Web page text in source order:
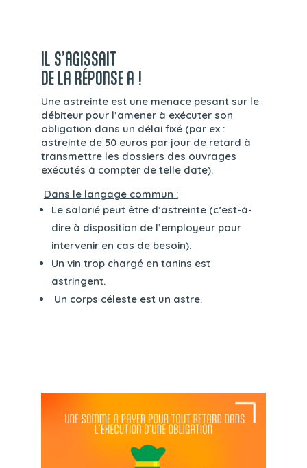
IL S’AGISSAIT
DE LA RÉPONSE A !
Une astreinte est une menace pesant sur le
débiteur pour l’amener à exécuter son
obligation dans un délai fixé (par ex :
astreinte de 50 euros par jour de retard à
transmettre les dossiers des ouvrages
exécutés à compter de telle date).
Dans le langage commun :
Le salarié peut être d’astreinte (c’est-à-
dire à disposition de l’employeur pour
intervenir en cas de besoin).
Un vin trop chargé en tanins est
astringent.
Un corps céleste est un astre.